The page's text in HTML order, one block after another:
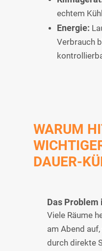
echtem
Energie:
Verbrauch
WARUM
DAUER-
Das Problem
Viele Räume
am Abend
durch direkte